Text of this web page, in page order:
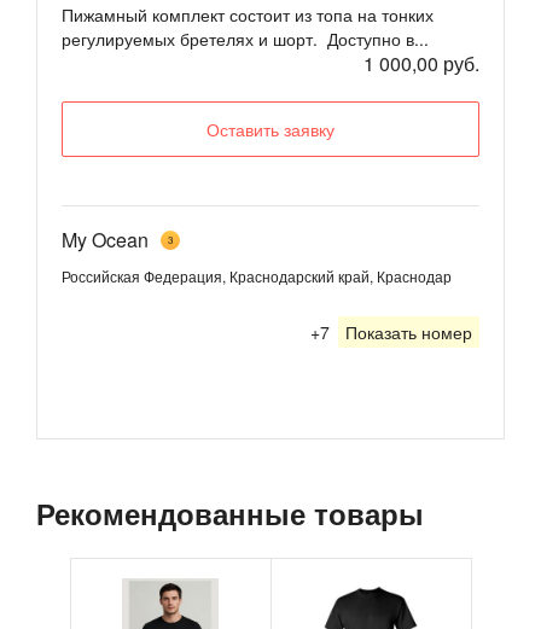
Пижамный комплект состоит из топа на тонких
регулируемых бретелях и шорт. Доступно в...
1 000,00 руб.
Оставить заявку
My Ocean 3
Российская Федерация, Краснодарский край, Краснодар
+7 Показать номер
Рекомендованные товары